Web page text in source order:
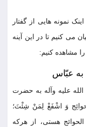
نمونه هایی از گفتار
می کنیم تا در این آینه
مشاهده کنیم:
الله علیه وآله به حضرت
وَ اشْفَعْ لِمَنْ شِئْتَ؛
هستی، از هرکه